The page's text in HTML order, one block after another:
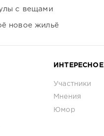
с вещами
новое жильё
ИНТЕРЕСНОЕ
Участники
Мнения
Юмор